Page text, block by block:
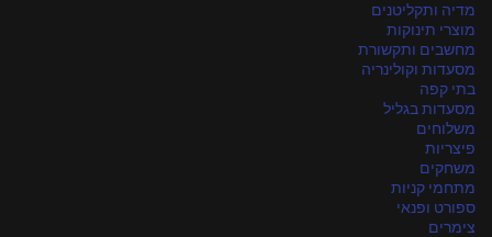
מדיה ותקליטנים
מוצרי תינוקות
מחשבים ותקשורת
מסעדות וקולינריה
בתי קפה
מסעדות בגליל
משלוחים
פיצריות
משחקים
מתחמי קניות
ספורט ופנאי
צימרים